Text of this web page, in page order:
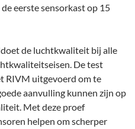
eerste sensorkast op 15
de luchtkwaliteit bij alle
De test
RIVM uitgevoerd om te
aanvulling kunnen zijn op
Met deze proef
helpen om scherper